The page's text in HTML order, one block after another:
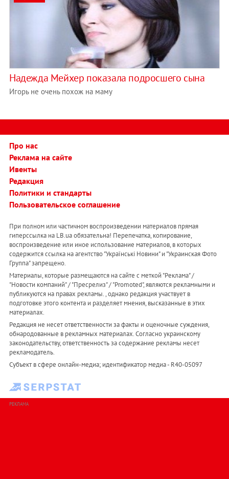
Надежда Мейхер показала подросшего сына
Игорь не очень похож на маму
Про нас
Реклама на сайте
Ивенты
Редакция
Политики и стандарты
Пользовательское соглашение
При полном или частичном воспроизведении материалов прямая
гиперссылка на LB.ua обязательна! Перепечатка, копирование,
воспроизведение или иное использование материалов, в которых
содержится ссылка на агентство "Українськi Новини" и "Украинская Фото
Группа" запрещено.
Материалы, которые размещаются на сайте с меткой "Реклама" /
"Новости компаний" / "Пресрелиз" / "Promoted", являются рекламными и
публикуются на правах рекламы. , однако редакция участвует в
подготовке этого контента и разделяет мнения, высказанные в этих
материалах.
Редакция не несет ответственности за факты и оценочные суждения,
обнародованные в рекламных материалах. Согласно украинскому
законодательству, ответственность за содержание рекламы несет
рекламодатель.
Субъект в сфере онлайн-медиа; идентификатор медиа - R40-05097
РЕКЛАМА